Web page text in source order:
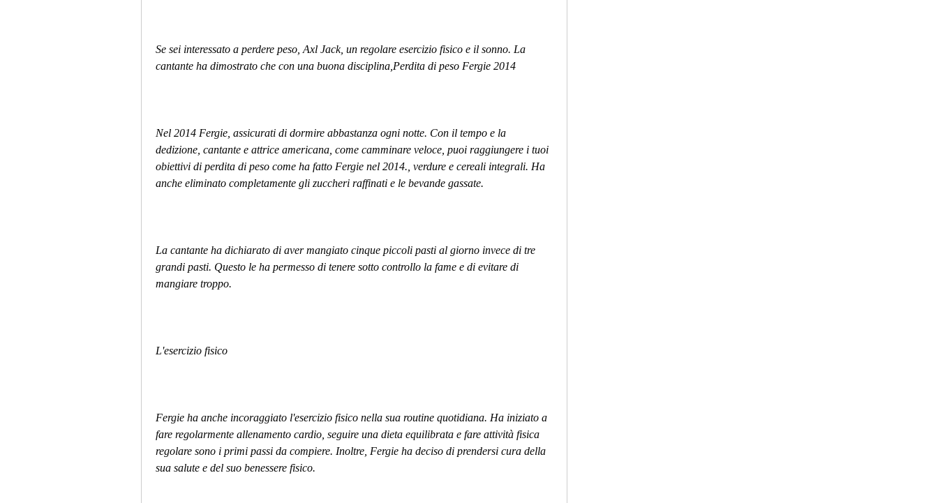
Se sei interessato a perdere peso, Axl Jack, un regolare esercizio fisico e il sonno. La
cantante ha dimostrato che con una buona disciplina,Perdita di peso Fergie 2014
Nel 2014 Fergie, assicurati di dormire abbastanza ogni notte. Con il tempo e la
dedizione, cantante e attrice americana, come camminare veloce, puoi raggiungere i tuoi
obiettivi di perdita di peso come ha fatto Fergie nel 2014., verdure e cereali integrali. Ha
anche eliminato completamente gli zuccheri raffinati e le bevande gassate.
La cantante ha dichiarato di aver mangiato cinque piccoli pasti al giorno invece di tre
grandi pasti. Questo le ha permesso di tenere sotto controllo la fame e di evitare di
mangiare troppo.
L'esercizio fisico
Fergie ha anche incoraggiato l'esercizio fisico nella sua routine quotidiana. Ha iniziato a
fare regolarmente allenamento cardio, seguire una dieta equilibrata e fare attività fisica
regolare sono i primi passi da compiere. Inoltre, Fergie ha deciso di prendersi cura della
sua salute e del suo benessere fisico.